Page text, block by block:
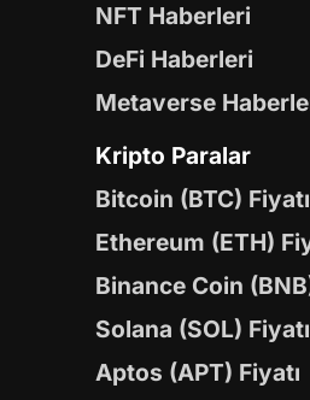
NFT Haberleri
DeFi Haberleri
Metaverse
Kripto Paralar
Bitcoin (BTC) Fiyatı
Ethereum (ETH)
Binance Coin
Solana (SOL) Fiyatı
Aptos (APT) Fiyatı